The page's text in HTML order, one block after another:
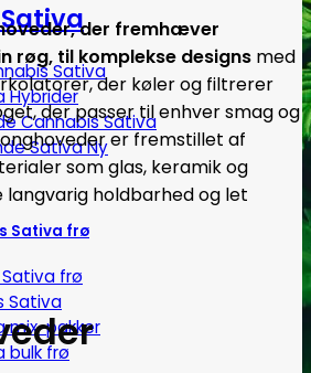
Sativa
Hybrider
Cannabis Sativa
Sativa
Sativa frø
frø
Sativa
mix-pakker
bulk frø
der fremhæver
røg, til komplekse designs med
der køler og filtrerer
der passer til enhver smag og
er fremstillet af
som glas, keramik og
langvarig holdbarhed og let